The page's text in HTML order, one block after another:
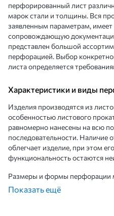
перфорированный лист
марок стали и толщины. Вся
заявленным параметрам,
сопровождающую
представлен большой
перфорацией. Выбор
листа определяется
Характеристики и виды
Изделия производятся из
особенностью листового
равномерно нанесены на всю
последовательности. Наличие
облегчает изделие, при этом
функциональность остаются
Размеры и формы перфорации
например, квадратная
пропускной способностью и
Показать ещё